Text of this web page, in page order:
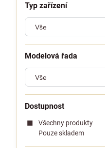
Typ zařízení
Modelová řada
Dostupnost
Všechny produkty
Pouze skladem